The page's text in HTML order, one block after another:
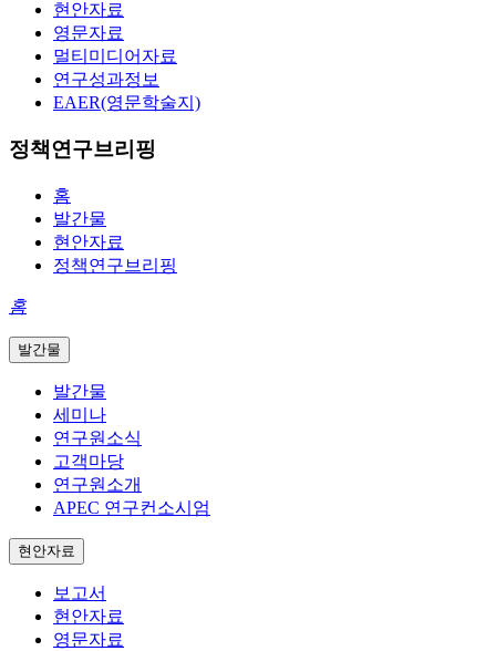
현안자료
영문자료
멀티미디어자료
연구성과정보
EAER(영문학술지)
정책연구브리핑
홈
발간물
현안자료
정책연구브리핑
홈
발간물
발간물
세미나
연구원소식
고객마당
연구원소개
APEC 연구컨소시엄
현안자료
보고서
현안자료
영문자료